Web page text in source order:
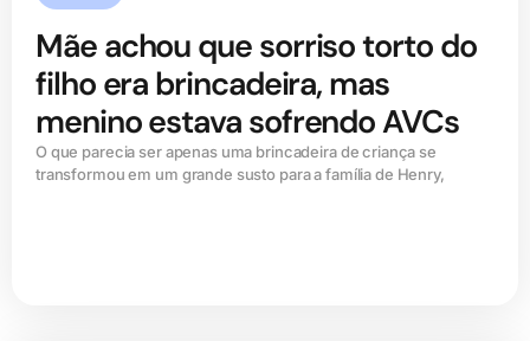
Mãe achou que sorriso torto do
filho era brincadeira, mas
menino estava sofrendo AVCs
O que parecia ser apenas uma brincadeira de criança se
transformou em um grande susto para a família de Henry,